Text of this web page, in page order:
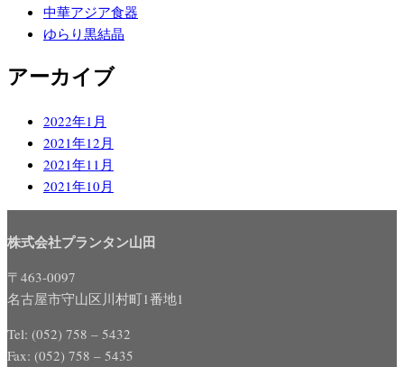
中華アジア食器
ゆらり黒結晶
アーカイブ
2022年1月
2021年12月
2021年11月
2021年10月
株式会社プランタン山田
〒463-0097
名古屋市守山区川村町1番地1
Tel: (052) 758 – 5432
Fax: (052) 758 – 5435